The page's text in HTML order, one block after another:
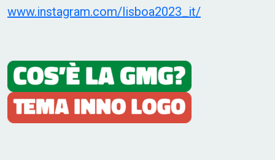
www.instagram.com/lisboa2023_it/